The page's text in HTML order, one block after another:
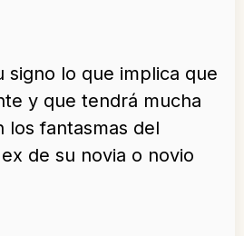
signo lo que implica que
y que tendrá mucha
los fantasmas del
de su novia o novio